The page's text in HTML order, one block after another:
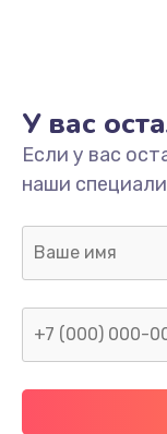
У вас
Если у вас
наши